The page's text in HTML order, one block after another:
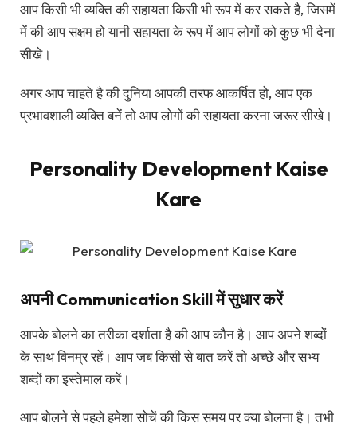
आप किसी भी व्यक्ति की सहायता किसी भी रूप में कर सकते है, जिसमें
में की आप सक्षम हो यानी सहायता के रूप में आप लोगों को कुछ भी देना
सीखे।
अगर आप चाहते है की दुनिया आपकी तरफ आकर्षित हो, आप एक
प्रभावशाली व्यक्ति बनें तो आप लोगों की सहायता करना जरूर सीखे।
Personality Development Kaise
Kare
अपनी Communication Skill में सुधार करें
आपके बोलने का तरीका दर्शाता है की आप कौन है। आप अपने शब्दों
के साथ विनम्र रहें। आप जब किसी से बात करें तो अच्छे और सभ्य
शब्दों का इस्तेमाल करें।
आप बोलने से पहले हमेशा सोचें की किस समय पर क्या बोलना है। तभी